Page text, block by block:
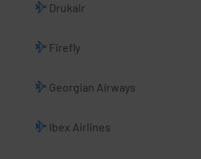
Drukair
Firefly
Georgian Airways
Ibex Airlines